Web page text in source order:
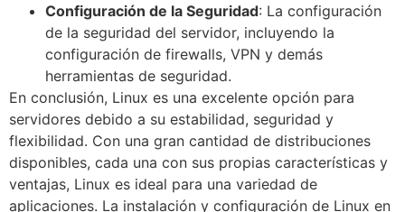
Configuración de la Seguridad: La configuración
de la seguridad del servidor, incluyendo la
configuración de firewalls, VPN y demás
herramientas de seguridad.
En conclusión, Linux es una excelente opción para
servidores debido a su estabilidad, seguridad y
flexibilidad. Con una gran cantidad de distribuciones
disponibles, cada una con sus propias características y
ventajas, Linux es ideal para una variedad de
aplicaciones. La instalación y configuración de Linux en